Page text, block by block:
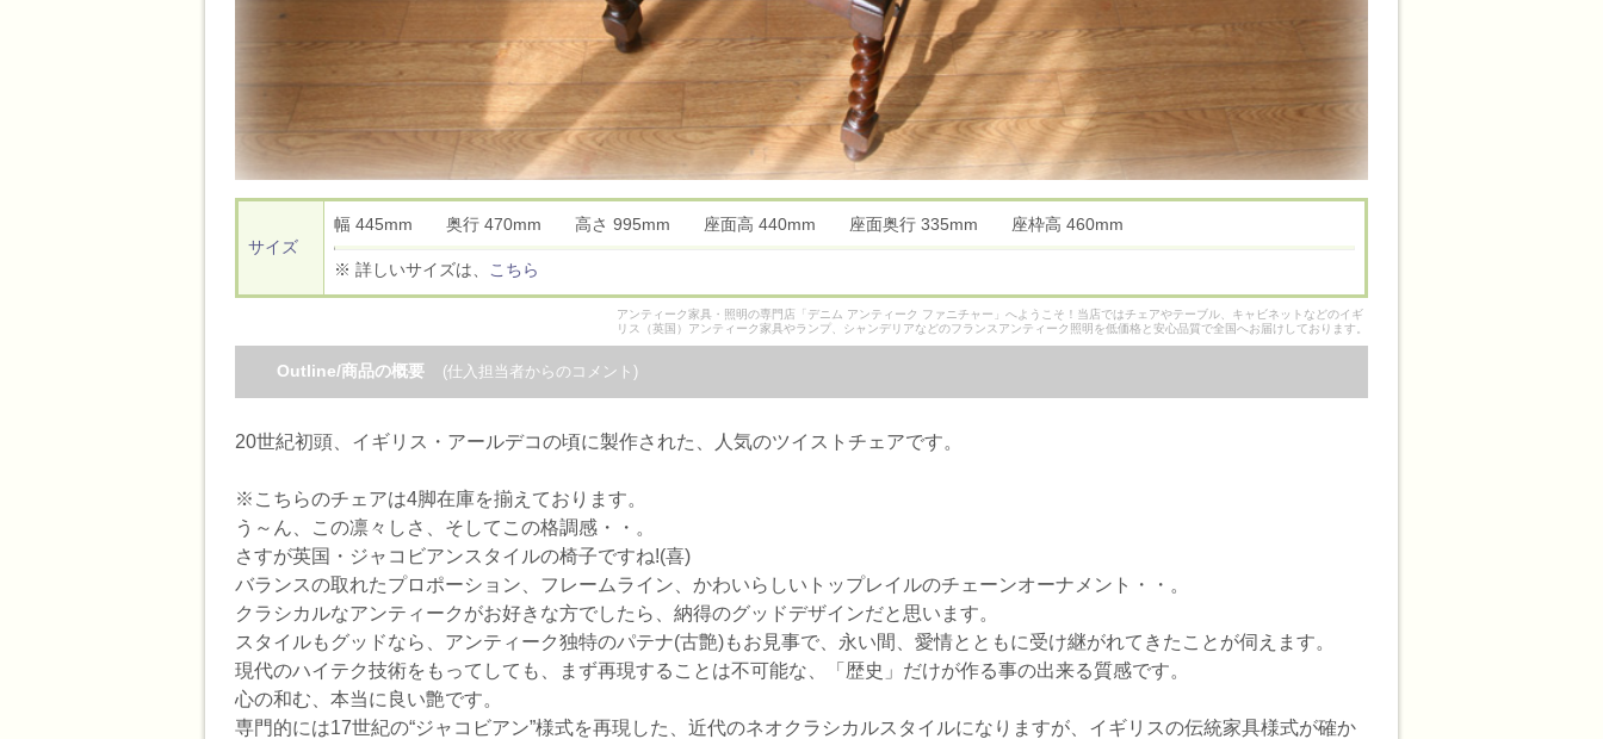
サイズ
幅 445mm 奥行 470mm 高さ 995mm 座面高 440mm 座面奥行 335mm 座枠高 460mm
※ 詳しいサイズは、 こちら
アンティーク家具・照明の専門店「デニム アンティーク ファニチャー」へようこそ！当店ではチェアやテーブル、キャビネットなどのイギ
リス（英国）アンティーク家具やランプ、シャンデリアなどのフランスアンティーク照明を低価格と安心品質で全国へお届けしております。
Outline/商品の概要 (仕入担当者からのコメント)
20世紀初頭、イギリス・アールデコの頃に製作された、人気のツイストチェアです。
※こちらのチェアは4脚在庫を揃えております。
う～ん、この凛々しさ、そしてこの格調感・・。
さすが英国・ジャコビアンスタイルの椅子ですね!(喜)
バランスの取れたプロポーション、フレームライン、かわいらしいトップレイルのチェーンオーナメント・・。
クラシカルなアンティークがお好きな方でしたら、納得のグッドデザインだと思います。
スタイルもグッドなら、アンティーク独特のパテナ(古艶)もお見事で、永い間、愛情とともに受け継がれてきたことが伺えます。
現代のハイテク技術をもってしても、まず再現することは不可能な、「歴史」だけが作る事の出来る質感です。
心の和む、本当に良い艶です。
専門的には17世紀の“ジャコビアン”様式を再現した、近代のネオクラシカルスタイルになりますが、イギリスの伝統家具様式が確か